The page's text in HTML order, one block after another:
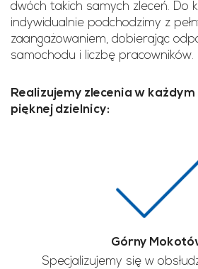
dwóch takich samych zleceń. Do
indywidualnie podchodzimy z
zaangażowaniem, dobierając
samochodu i liczbę pracowników.
Realizujemy zlecenia w
pięknej dzielnicy:
Górny
Specjalizujemy się w